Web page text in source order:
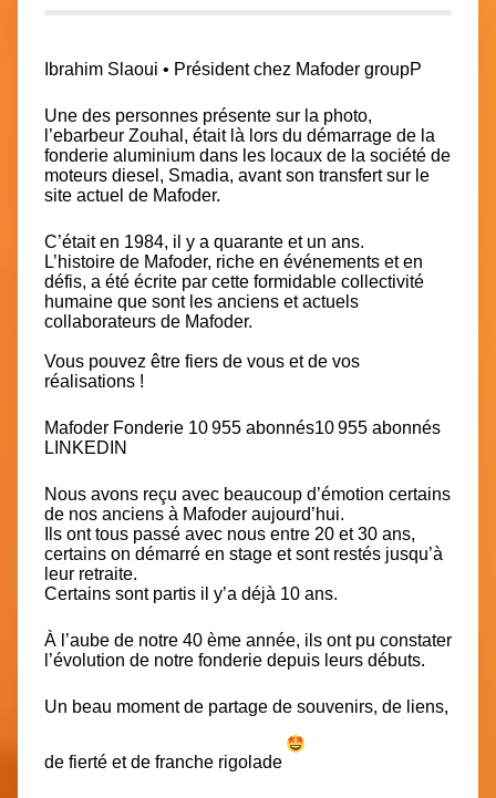
Ibrahim Slaoui • Président chez Mafoder groupP
Une des personnes présente sur la photo,
l’ebarbeur Zouhal, était là lors du démarrage de la
fonderie aluminium dans les locaux de la société de
moteurs diesel, Smadia, avant son transfert sur le
site actuel de Mafoder.
C’était en 1984, il y a quarante et un ans.
L’histoire de Mafoder, riche en événements et en
défis, a été écrite par cette formidable collectivité
humaine que sont les anciens et actuels
collaborateurs de Mafoder.
Vous pouvez être fiers de vous et de vos
réalisations !
Mafoder Fonderie 10 955 abonnés10 955 abonnés
LINKEDIN
Nous avons reçu avec beaucoup d’émotion certains
de nos anciens à Mafoder aujourd’hui.
Ils ont tous passé avec nous entre 20 et 30 ans,
certains on démarré en stage et sont restés jusqu’à
leur retraite.
Certains sont partis il y’a déjà 10 ans.
À l’aube de notre 40 ème année, ils ont pu constater
l’évolution de notre fonderie depuis leurs débuts.
Un beau moment de partage de souvenirs, de liens,
de fierté et de franche rigolade